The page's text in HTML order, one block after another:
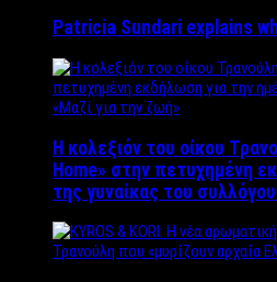
Patricia Sundari explains
Η κολεξιόν του οίκου
Home» στην πετυχημένη
της γυναίκας του